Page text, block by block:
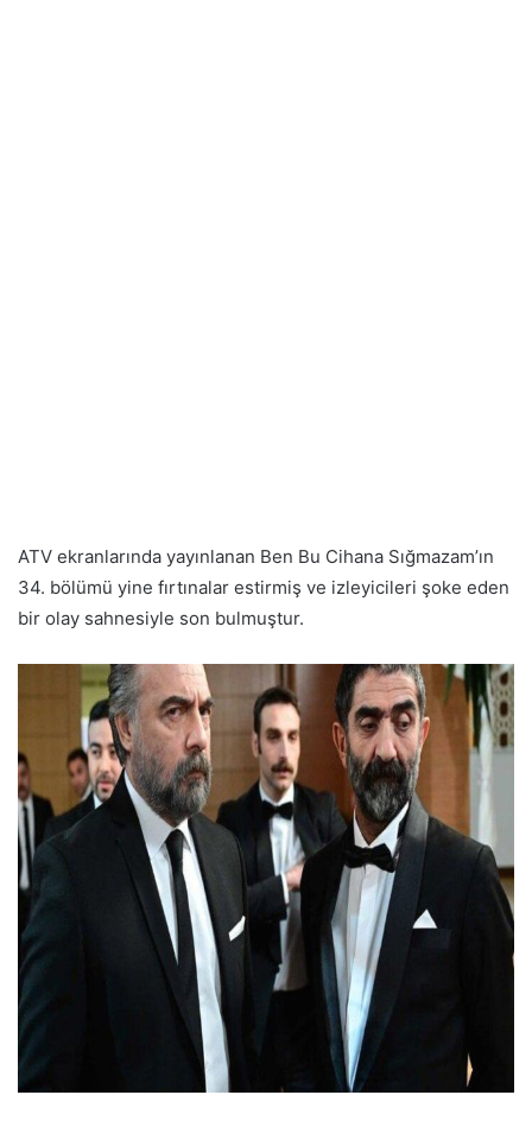
ATV ekranlarında yayınlanan Ben Bu Cihana Sığmazam’ın
34. bölümü yine fırtınalar estirmiş ve izleyicileri şoke eden
bir olay sahnesiyle son bulmuştur.